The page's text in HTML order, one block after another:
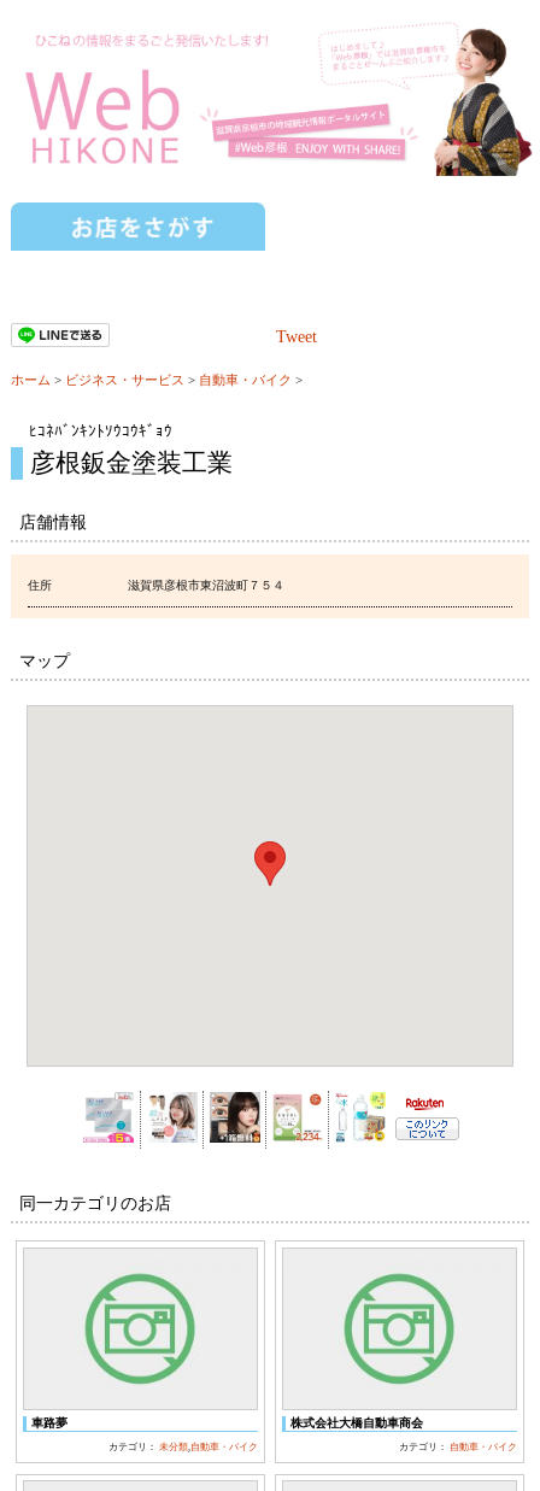
Tweet
ホーム > ビジネス・サービス > 自動車・バイク >
ﾋｺﾈﾊﾞﾝｷﾝﾄｿｳｺｳｷﾞｮｳ
彦根鈑金塗装工業
店舗情報
住所 滋賀県彦根市東沼波町７５４
マップ
同一カテゴリのお店
車路夢
カテゴリ：未分類 自動車・バイク
株式会社大橋自動車商会
カテゴリ： 自動車・バイク